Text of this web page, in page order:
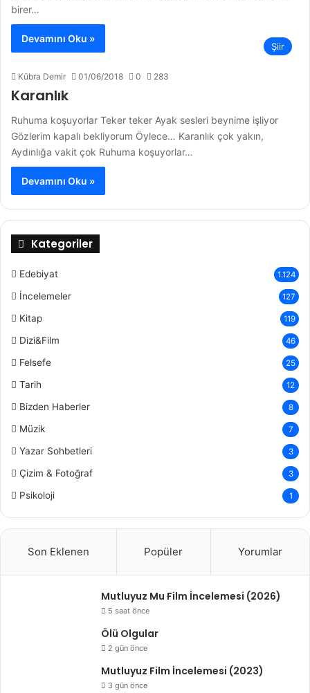
birer…
Devamını Oku »
Şiir
Kübra Demir 01/06/2018 0 283
Karanlık
Ruhuma koşuyorlar Teker teker Ayak sesleri beynime işliyor
Gözlerim kapalı bekliyorum Öylece… Karanlık çok yakın,
Aydınlığa vakit çok Ruhuma koşuyorlar…
Devamını Oku »
Kategoriler
Edebiyat 1.124
İncelemeler 127
Kitap 119
Dizi&Film 46
Felsefe 25
Tarih 12
Bizden Haberler 8
Müzik 7
Yazar Sohbetleri 3
Çizim & Fotoğraf 3
Psikoloji 1
Son Eklenen Popüler Yorumlar
Mutluyuz Mu Film İncelemesi (2026)
5 saat önce
Ölü Olgular
2 gün önce
Mutluyuz Film İncelemesi (2023)
3 gün önce